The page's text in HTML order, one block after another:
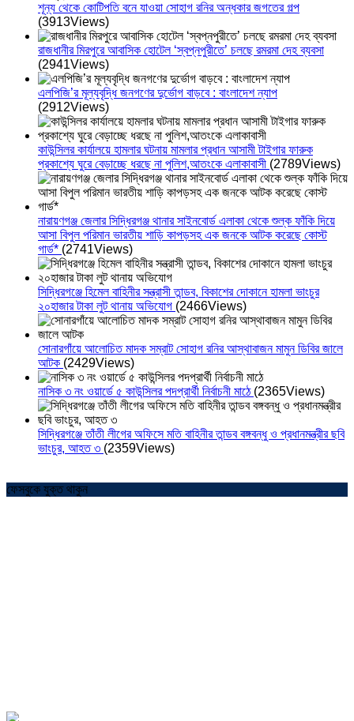
শূন্য থেকে কোটিপতি বনে যাওয়া সোহাগ রনির অন্ধকার জগতের গল্প
(3913Views)
রাজধানীর মিরপুরে আবাসিক হোটেল ‘স্বপ্নপুরীতে’ চলছে রমরমা দেহ ব্যবসা
(2941Views)
এলপিজি’র মূল্যবৃদ্ধি জনগণের দুর্ভোগ বাড়বে : বাংলাদেশ ন্যাপ
(2912Views)
কাউন্সিলর কার্যালয়ে হামলার ঘটনায় মামলার প্রধান আসামী টাইগার ফারুক
প্রকাশ্যে ঘুরে বেড়াচ্ছে ধরছে না পুলিশ,আতংকে এলাকাবাসী (2789Views)
নারায়ণগঞ্জ জেলার সিদ্ধিরগঞ্জ থানার সাইনবোর্ড এলাকা থেকে শুল্ক ফাঁকি দিয়ে
আসা বিপুল পরিমান ভারতীয় শাড়ি কাপড়সহ এক জনকে আটক করেছে কোস্ট
গার্ড* (2741Views)
সিদ্ধিরগঞ্জে হিমেল বাহিনীর সন্ত্রাসী তান্ডব, বিকাশের দোকানে হামলা ভাংচুর
২০হাজার টাকা লুট থানায় অভিযোগ (2466Views)
সোনারগাঁয়ে আলোচিত মাদক সম্রাট সোহাগ রনির আস্থাবাজন মামুন ডিবির জালে
আটক (2429Views)
নাসিক ৩ নং ওয়ার্ডে ৫ কাউন্সিলর পদপ্রার্থী নির্বাচনী মাঠে (2365Views)
সিদ্ধিরগঞ্জে তাঁতী লীগের অফিসে মতি বাহিনীর তান্ডব বঙ্গবন্ধু ও প্রধানমন্ত্রীর ছবি
ভাংচুর, আহত ৩ (2359Views)
ফেসবুকে যুক্ত থাকুন